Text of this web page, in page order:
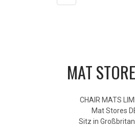
MAT
CHAIR MATS
Mat Stores
Sitz in